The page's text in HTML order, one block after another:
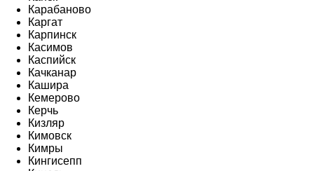
Карабаново
Каргат
Карпинск
Касимов
Каспийск
Качканар
Кашира
Кемерово
Керчь
Кизляр
Кимовск
Кимры
Кингисепп